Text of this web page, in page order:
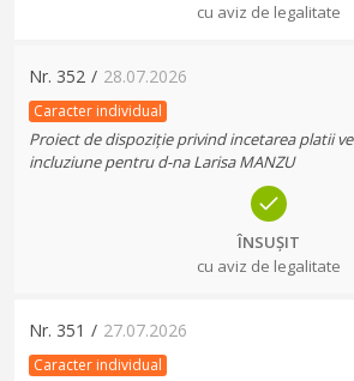
cu aviz de legalitate
Nr. 352 / 28.07.2026
Caracter individual
Proiect de dispoziție privind incetarea platii
incluziune pentru d-na Larisa MANZU
ÎNSUȘIT
cu aviz de legalitate
Nr. 351 / 27.07.2026
Caracter individual